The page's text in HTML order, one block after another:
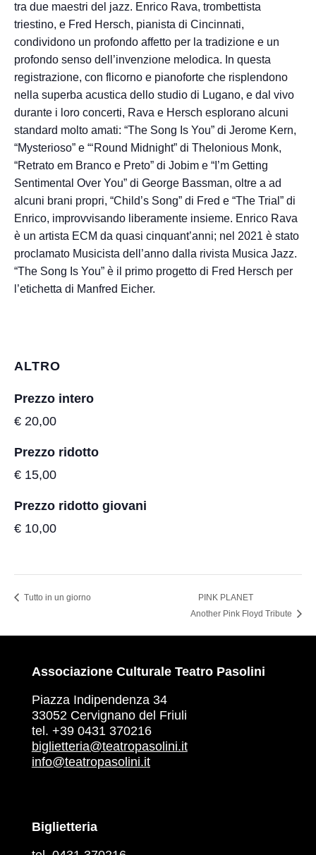
tra due maestri del jazz. Enrico Rava, trombettista
triestino, e Fred Hersch, pianista di Cincinnati,
condividono un profondo affetto per la tradizione e un
profondo senso dell’invenzione melodica. In questa
registrazione, con flicorno e pianoforte che risplendono
nella superba acustica dello studio di Lugano, e dal vivo
durante i loro concerti, Rava e Hersch esplorano alcuni
standard molto amati: “The Song Is You” di Jerome Kern,
“Mysterioso” e “‘Round Midnight” di Thelonious Monk,
“Retrato em Branco e Preto” di Jobim e “I’m Getting
Sentimental Over You” di George Bassman, oltre a ad
alcuni brani propri, “Child’s Song” di Fred e “The Trial” di
Enrico, improvvisando liberamente insieme. Enrico Rava
è un artista ECM da quasi cinquant’anni; nel 2021 è stato
proclamato Musicista dell’anno dalla rivista Musica Jazz.
“The Song Is You” è il primo progetto di Fred Hersch per
l’etichetta di Manfred Eicher.
ALTRO
Prezzo intero
€ 20,00
Prezzo ridotto
€ 15,00
Prezzo ridotto giovani
€ 10,00
Tutto in un giorno
PINK PLANET
Another Pink Floyd Tribute
Associazione Culturale Teatro Pasolini
Piazza Indipendenza 34
33052 Cervignano del Friuli
tel. +39 0431 370216
biglietteria@teatropasolini.it
info@teatropasolini.it
Biglietteria